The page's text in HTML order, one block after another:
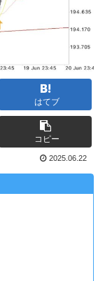
はてブ
コピー
2025.06.22